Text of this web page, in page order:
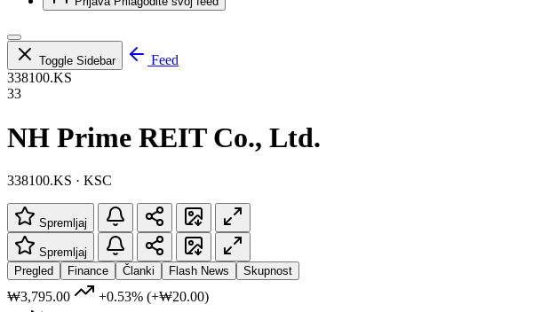
Toggle Sidebar
Feed
338100.KS
33
NH Prime REIT Co., Ltd.
338100.KS · KSC
Spremljaj
Spremljaj
Pregled
Finance Članki Flash News Skupnost
₩3,795.00 +0.53% (+₩20.00)